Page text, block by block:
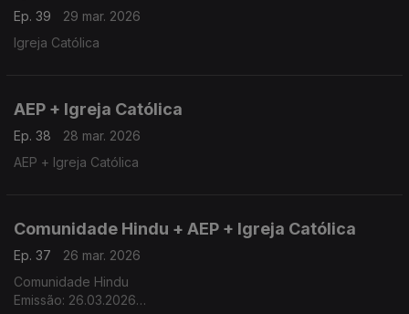
Ep. 39
29 mar. 2026
Igreja Católica
AEP + Igreja Católica
Ep. 38
28 mar. 2026
AEP + Igreja Católica
Comunidade Hindu + AEP + Igreja Católica
Ep. 37
26 mar. 2026
Comunidade Hindu
Emissão: 26.03.2026